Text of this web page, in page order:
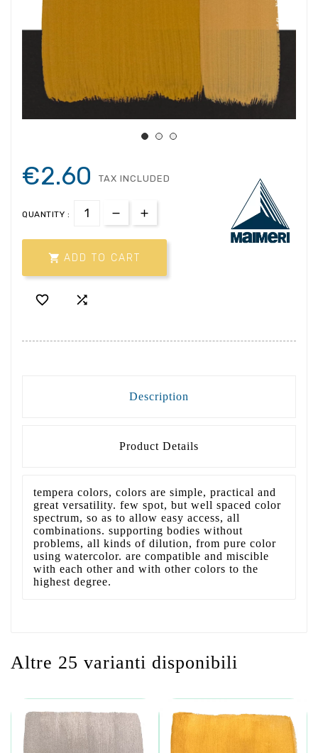
€2.60 TAX INCLUDED
QUANTITY :
 ADD TO CART
 
Description
Product Details
tempera colors, colors are simple, practical and
great versatility. few spot, but well spaced color
spectrum, so as to allow easy access, all
combinations. supporting bodies without
problems, all kinds of dilution, from pure color
using watercolor. are compatible and miscible
with each other and with other colors to the
highest degree.
Altre 25 varianti disponibili